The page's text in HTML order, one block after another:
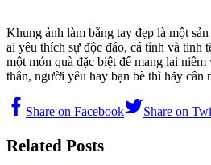
Khung ảnh làm bằng tay đẹp là một
ai yêu thích sự độc đáo, cá tính và tinh
một món quà đặc biệt để mang lại
thân, người yêu hay bạn bè thì hãy cân
Share on Facebook Share on
Related Posts